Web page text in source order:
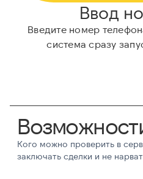
Ввод
Введите номер
система сразу
Кого можно проверить в
заключать сделки и не